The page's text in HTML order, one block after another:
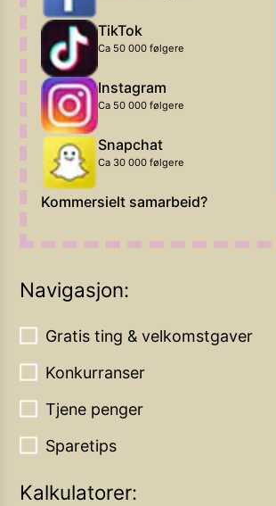
TikTok
Ca 50 000 følgere
Instagram
Ca 50 000 følgere
Snapchat
Ca 30 000 følgere
Kommersielt samarbeid?
Navigasjon:
Gratis ting & velkomstgaver
Konkurranser
Tjene penger
Sparetips
Kalkulatorer: